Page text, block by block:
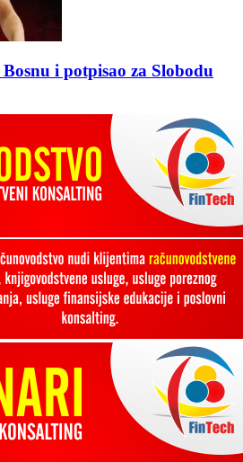
i potpisao za Slobodu